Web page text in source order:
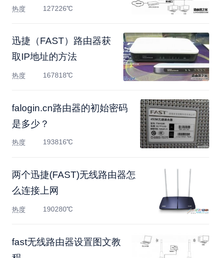
设置
热度 127226℃
迅捷（FAST）路由器获
取IP地址的方法
热度 167818℃
falogin.cn路由器的初始密码
是多少？
热度 193816℃
两个迅捷(FAST)无线路由器怎
么连接上网
热度 190280℃
fast无线路由器设置图文教